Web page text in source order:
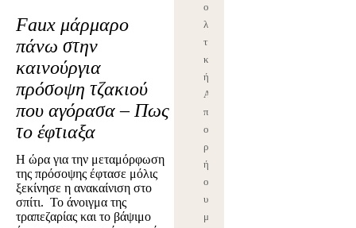
Faux μάρμαρο
πάνω στην
καινούργια
πρόσοψη τζακιού
που αγόρασα – Πως
το έφτιαξα
Η ώρα για την μεταμόρφωση
της πρόσοψης έφτασε μόλις
ξεκίνησε η ανακαίνιση στο
σπίτι. Το άνοιγμα της
τραπεζαρίας και το βάψιμο
ο
λι
τι
κ
ή
Α
π
ο
ρρ
ήτ
ο
υ
μ